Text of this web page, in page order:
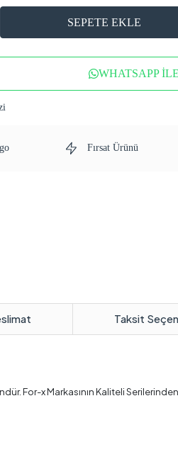
SEPETE EKLE
WHATSAPP
Fırsat Ürünü
Taksit
For-x Markasının Kaliteli